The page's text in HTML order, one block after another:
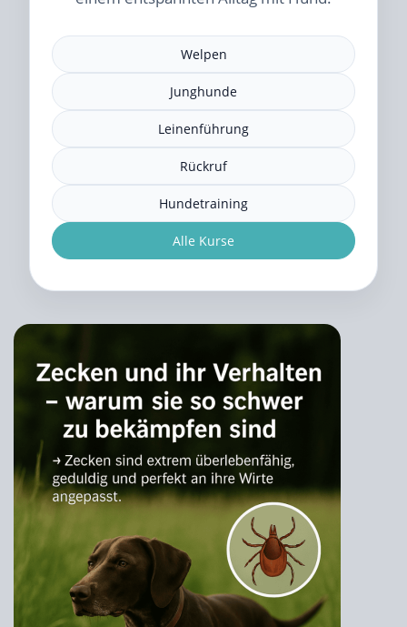
Welpen
Junghunde
Leinenführung
Rückruf
Hundetraining
Alle Kurse